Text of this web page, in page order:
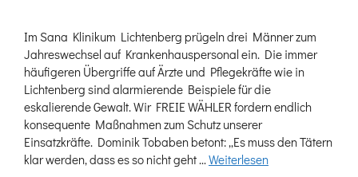
Im Sana Klinikum Lichtenberg prügeln drei Männer zum
Jahreswechsel auf Krankenhauspersonal ein. Die immer
häufigeren Übergriffe auf Ärzte und Pflegekräfte wie in
Lichtenberg sind alarmierende Beispiele für die
eskalierende Gewalt. Wir FREIE WÄHLER fordern endlich
konsequente Maßnahmen zum Schutz unserer
Einsatzkräfte. Dominik Tobaben betont: „Es muss den Tätern
klar werden, dass es so nicht geht …Weiterlesen